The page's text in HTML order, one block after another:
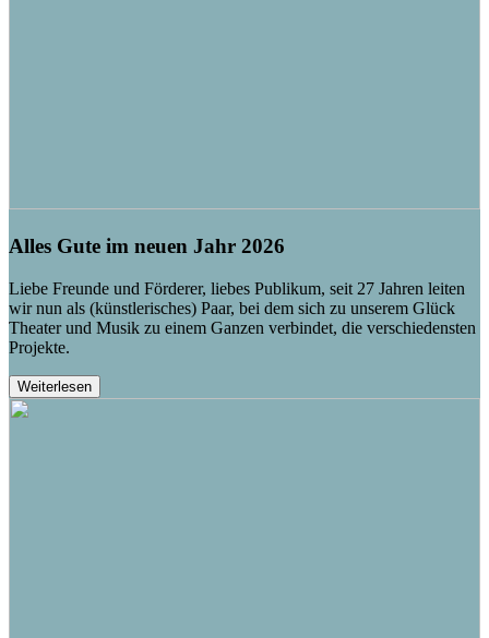
Alles Gute im neuen Jahr 2026
Liebe Freunde und Förderer, liebes Publikum, seit 27 Jahren leiten
wir nun als (künstlerisches) Paar, bei dem sich zu unserem Glück
Theater und Musik zu einem Ganzen verbindet, die verschiedensten
Projekte.
Weiterlesen